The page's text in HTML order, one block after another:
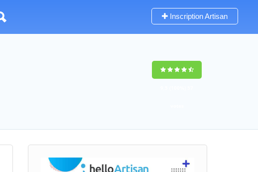
Inscription Artisan